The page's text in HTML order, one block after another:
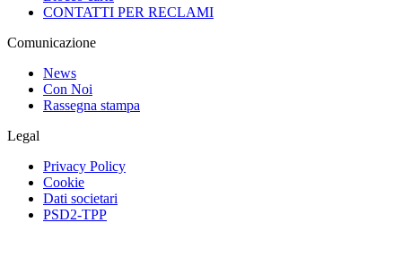
CONTATTI PER RECLAMI
Comunicazione
News
Con Noi
Rassegna stampa
Legal
Privacy Policy
Cookie
Dati societari
PSD2-TPP